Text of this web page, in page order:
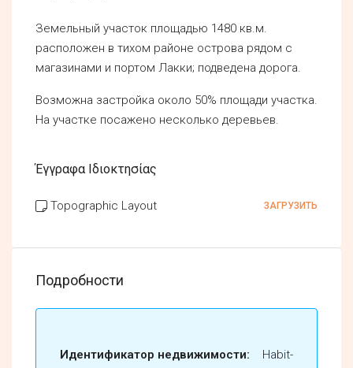
Земельный участок площадью 1480 кв.м.
расположен в тихом районе острова рядом с
магазинами и портом Лакки; подведена дорога.
Возможна застройка около 50% площади участка.
На участке посажено несколько деревьев.
Έγγραφα Ιδιοκτησίας
Topographic Layout ЗАГРУЗИТЬ
Подробности
Идентификатор недвижимости:
Habit-